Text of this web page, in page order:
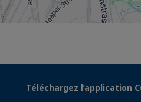
Téléchargez l’application